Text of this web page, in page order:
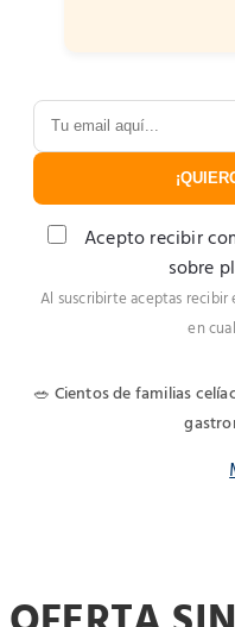
Acepto recibir
sobre
Al suscribirte aceptas recibir
en
🥗 Cientos de familias